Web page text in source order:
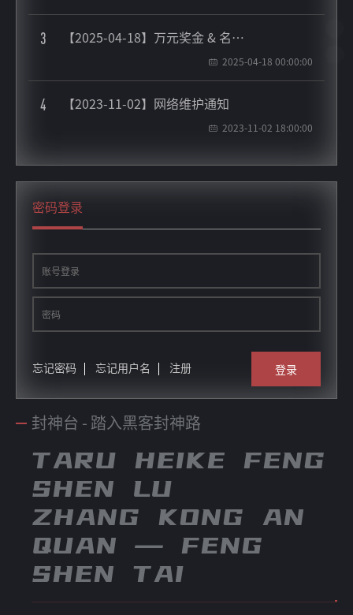
3 【2025-04-18】万元奖金 & 名企内推offer! | 掌控安全-第八届封神台CTF来袭！
2025-04-18 00:00:00
4 【2023-11-02】网络维护通知
2023-11-02 18:00:00
密码登录
忘记密码 忘记用户名 注册 登录
封神台 - 踏入黑客封神路
TARU HEIKE FENG
SHEN LU
ZHANG KONG AN
QUAN — FENG
SHEN TAI